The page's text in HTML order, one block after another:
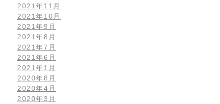
2021年11月
2021年10月
2021年9月
2021年8月
2021年7月
2021年6月
2021年1月
2020年8月
2020年4月
2020年3月